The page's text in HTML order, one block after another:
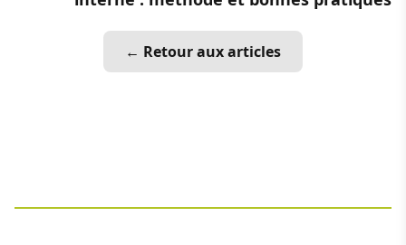
← Retour aux articles